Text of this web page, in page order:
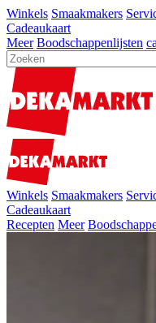
Winkels Smaakmakers
Cadeaukaart
Meer Boodschappenlijsten
Winkels Smaakmakers
Cadeaukaart
Recepten Meer